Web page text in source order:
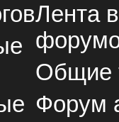
Лента
Общие
Форум